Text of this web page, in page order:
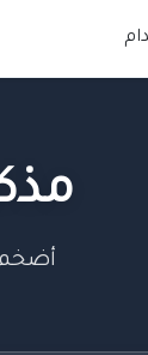
أضخم